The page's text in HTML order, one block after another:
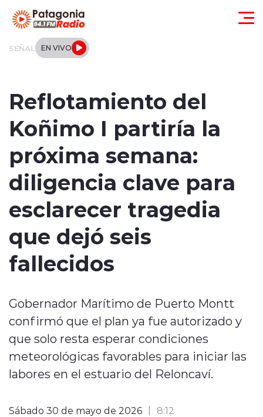
SEÑAL EN VIVO
Local
Tendencias
Internacional
Deportes
Entrevistas
modo claro
Reflotamiento del
Koñimo I partiría la
próxima semana:
diligencia clave para
esclarecer tragedia
que dejó seis
fallecidos
Gobernador Marítimo de Puerto Montt
confirmó que el plan ya fue autorizado y
que solo resta esperar condiciones
meteorológicas favorables para iniciar las
labores en el estuario del Reloncaví.
Sábado 30 de mayo de 2026 8:12